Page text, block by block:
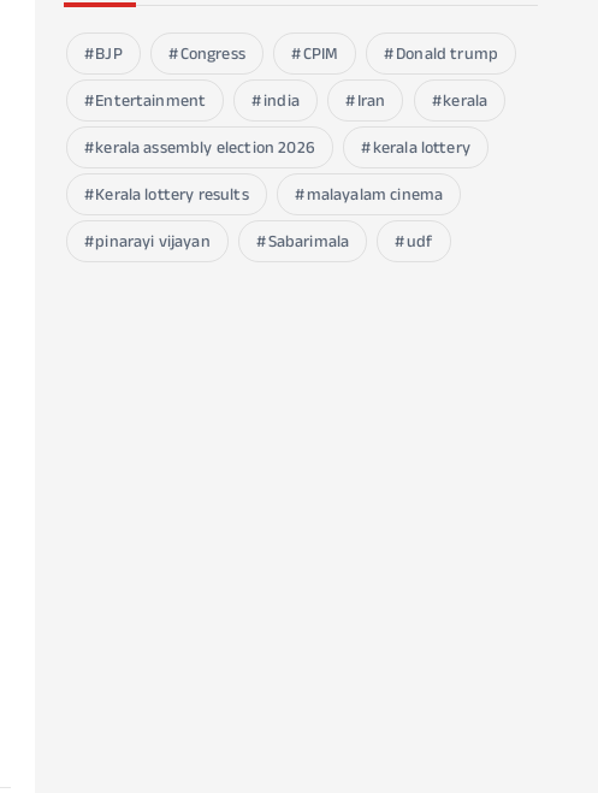
BJP Congress CPIM
Donald trump
Entertainment
india Iran
kerala
kerala assembly election 2026
kerala lottery
Kerala lottery results
malayalam cinema
pinarayi vijayan
Sabarimala udf